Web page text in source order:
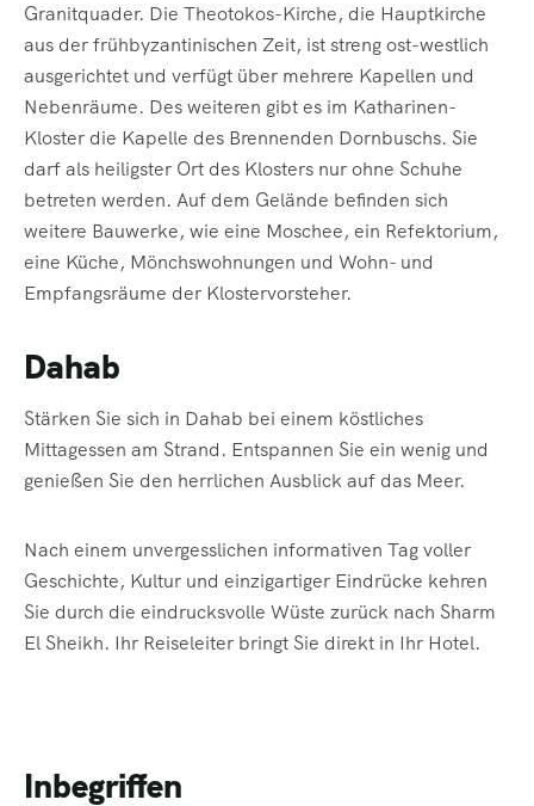
Granitquader. Die Theotokos-Kirche, die Hauptkirche
aus der frühbyzantinischen Zeit, ist streng ost-westlich
ausgerichtet und verfügt über mehrere Kapellen und
Nebenräume. Des weiteren gibt es im Katharinen-
Kloster die Kapelle des Brennenden Dornbuschs. Sie
darf als heiligster Ort des Klosters nur ohne Schuhe
betreten werden. Auf dem Gelände befinden sich
weitere Bauwerke, wie eine Moschee, ein Refektorium,
eine Küche, Mönchswohnungen und Wohn- und
Empfangsräume der Klostervorsteher.
Dahab
Stärken Sie sich in Dahab bei einem köstliches
Mittagessen am Strand. Entspannen Sie ein wenig und
genießen Sie den herrlichen Ausblick auf das Meer.
Nach einem unvergesslichen informativen Tag voller
Geschichte, Kultur und einzigartiger Eindrücke kehren
Sie durch die eindrucksvolle Wüste zurück nach Sharm
El Sheikh. Ihr Reiseleiter bringt Sie direkt in Ihr Hotel.
Inbegriffen